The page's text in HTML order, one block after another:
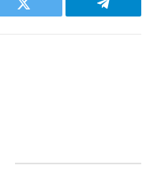
Twitter Telegram